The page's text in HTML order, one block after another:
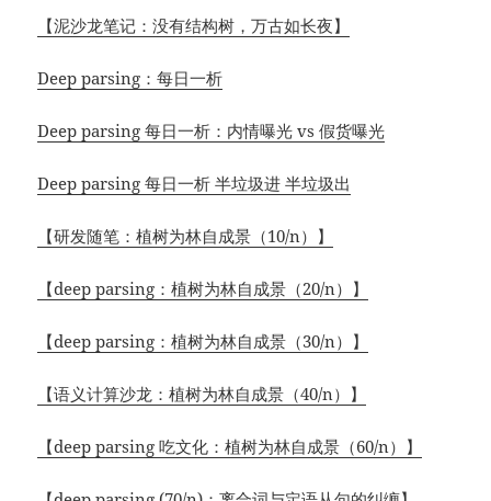
【泥沙龙笔记：没有结构树，万古如长夜】
Deep parsing：每日一析
Deep parsing 每日一析：内情曝光 vs 假货曝光
Deep parsing 每日一析 半垃圾进 半垃圾出
【研发随笔：植树为林自成景（10/n）】
【deep parsing：植树为林自成景（20/n）】
【deep parsing：植树为林自成景（30/n）】
【语义计算沙龙 ：植树为林自成景（40/n）】
【deep parsing 吃文化：植树为林自成景（60/n）】